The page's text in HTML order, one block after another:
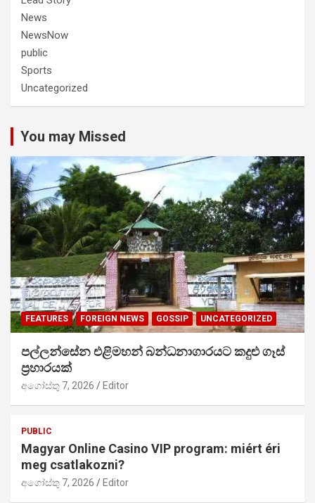
News
NewsNow
public
Sports
Uncategorized
You may Missed
FEATURES FOREIGN NEWS GOSSIP UNCATEGORIZED
පල්ලන්සේන එළිමහන් බන්ධනාගාරයට කදුළු ගෑස්
ප්‍රහාරයක්
අගෝස්තු 7, 2026 Editor
PUBLIC
Magyar Online Casino VIP program: miért éri
meg csatlakozni?
අගෝස්තු 7, 2026 Editor